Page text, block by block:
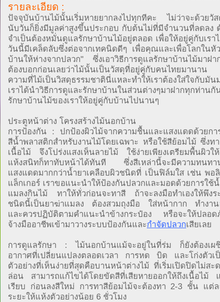
รายละเอียด :
ปัจจุบันบ้านไม้นั้นเริ่มหายยากลงไปทุกทีคะ ไม่ว่าจะด้วยวั
นับวันก็ยิ่งมีมูลค่าสูงขึ้นประกอบ กับต้นไม่ที่มีจำนวนที่ลดลง
จำเป็นต้องหมั่นดูแลรักษาบ้านไม้อยู่ตลอด เพื่อให้อยู่คู่กับเรา
วันนี้มีเคล็ดลับซึ่งต่อจากเทคนิดดีๆ เพื่อคุณและเพื่อโลกในหั
บ้านให้ห่างจากปลวก" ซึ่งเอาวิธีการดูแลรักษาบ้านไม้มาฝ
ต้องบอกก่อนเลยว่าไม้นั้นเป็นวัสดุที่อยู่คู่กับคนไทยมาน
ความที่ไม้เป็นวิสดุธรรมชาตินี่แหละทำให้เราต้องใส่ใจกับมั
เราได้นำวิธีการดูและรักษาบ้านในส่วนต่างๆมาฝากทุกท่านกั
รักษาบ้านไม้ของเราให้อยู่คู่กับบ้านไปนานๆ
ประตูหน้าต่าง โครงสร้างไม้นอกบ้าน
การป้องกัน : ปกป้องผิวไม้จากความชื้นและแสงแดดด้วยก
สีน้ำพลาสติกสำหรับงานไม้โดยเฉพาะ หรือใช้สีย้อมไม้ ซึ่งท
เนื้อไม้ จึงโปร่งแสงเห็นลายไม้ ใช้ง่ายเพียงเตรียมพื้นผิวใ
แห้งสนิทก็ทาทับหน้าได้ทันที ซึ่งสีเหล่านี้จะมีความทนทา
แสงแดดมากกว่าน้ำยาเคลือบผิวชนิดที่ เป็นฟิล์มใส เช่น พอ
แล็กเกอร์ เราขอแนะนำให้ป้องกันปลวกและมอดด้วยการใช้
แมลงกินไม้ ทาให้ทั่วก่อนจะทาสี ถ้าจะลงมือทำเองให้พึงร
ชนิดนี้เป็นยาฆ่าแมลง ต้องสวมถุงมือ ใส่หน้ากาก ทำงาน
และควรปฏิบัติตามคำแนะนำข้างกระป๋อง หรือจะให้ปลอด
จ้างมืออาชีพเข้ามาวางระบบป้องกันและกำจัดปลวกเสียเลย
การดูแลรักษา : ไม้นอกบ้านแม้จะอยู่ในที่ร่ม ก็ยังต้องเผ
อากาศที่เปลี่ยนแปลงตลอดเวลา การหด บิด และโก่งตัวเ
ตัวอย่างที่เห็นง่ายที่สุดคือบานหน้าต่างไม้ ที่เริ่มเปิดปิดไม่สะ
ล่อน สามารถแก้ไขได้โดยขัดสีที่เสียหายออกให้ถึงเนื้อไม้
เรียบ ก่อนลงสีใหม่ การทาสีย้อมไม้จะต้องทา 2-3 ชั้น แต่ล
ระยะให้แห้งตัวอย่างน้อย 6 ชั่วโมง